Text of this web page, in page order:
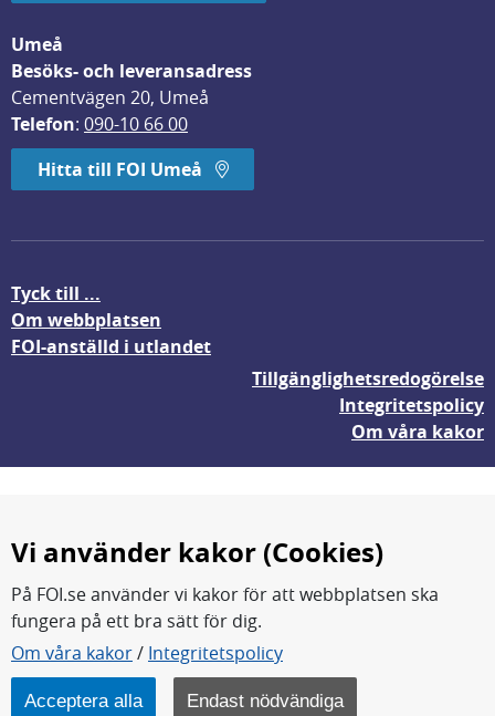
Umeå
Besöks- och leveransadress
Cementvägen 20, Umeå
Telefon: 090-10 66 00
Hitta till FOI Umeå
Tyck till ...
Om webbplatsen
FOI-anställd i utlandet
Tillgänglighetsredogörelse
Integritetspolicy
Om våra kakor
FOI forskar för en säkrare värld.
FOI:s kärnverksamhet är forskning, metod- och
teknikutveckling samt analyser och studier.
Vi använder kakor (Cookies)
På FOI.se använder vi kakor för att webbplatsen ska
fungera på ett bra sätt för dig.
Om våra kakor/ Integritetspolicy
Acceptera alla Endast nödvändiga